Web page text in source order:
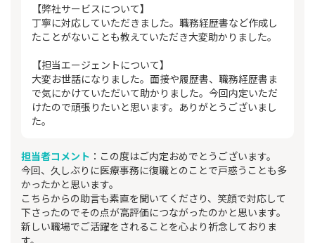
【弊社サービスについて】
丁寧に対応していただきました。職務経歴書など作成し
たことがないことも教えていただき大変助かりました。
【担当エージェントについて】
大変お世話になりました。面接や履歴書、職務経歴書ま
で気にかけていただいて助かりました。今回内定いただ
けたので頑張りたいと思います。ありがとうございまし
た。
担当者コメント ：この度はご内定おめでとうございます。
今回、久しぶりに医療事務に復職とのことで戸惑うことも多
かったかと思います。
こちらからの助言も素直を聞いてくださり、笑顔で対応して
下さったのでその点が高評価につながったのかと思います。
新しい職場でご活躍をされることを心より祈念しておりま